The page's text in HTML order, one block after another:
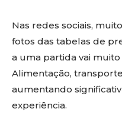
Nas redes sociais,
fotos das tabelas de
a uma partida vai
Alimentação,
aumentando
experiência.